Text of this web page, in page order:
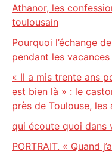
Athanor, les
toulousain
Pourquoi l’échange
pendant les vacances
« Il a mis trente ans
est bien là » : le
près de Toulouse,
qui écoute quoi dans
PORTRAIT. « Quand